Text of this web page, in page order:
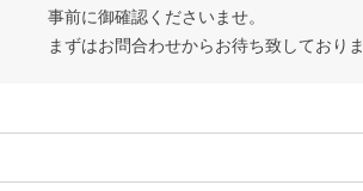
事前に御確認くださいませ。
まずはお問合わせからお待ち致しておりま